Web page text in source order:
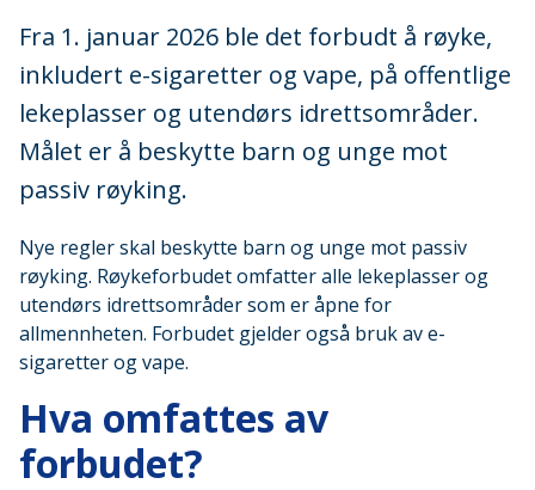
Fra 1. januar 2026 ble det forbudt å røyke,
inkludert e-sigaretter og vape, på offentlige
lekeplasser og utendørs idrettsområder.
Målet er å beskytte barn og unge mot
passiv røyking.
Nye regler skal beskytte barn og unge mot passiv
røyking. Røykeforbudet omfatter alle lekeplasser og
utendørs idrettsområder som er åpne for
allmennheten. Forbudet gjelder også bruk av e-
sigaretter og vape.
Hva omfattes av
forbudet?